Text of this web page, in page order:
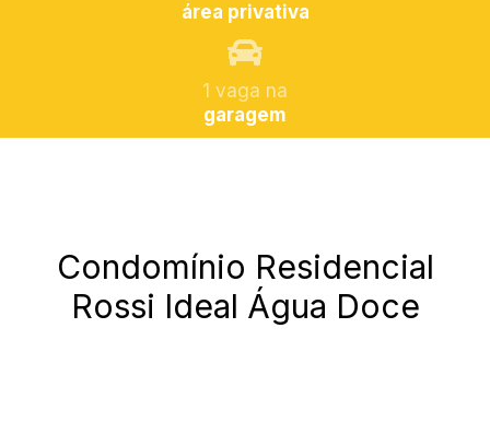
área privativa
1 vaga na
garagem
Condomínio Residencial
Rossi Ideal Água Doce